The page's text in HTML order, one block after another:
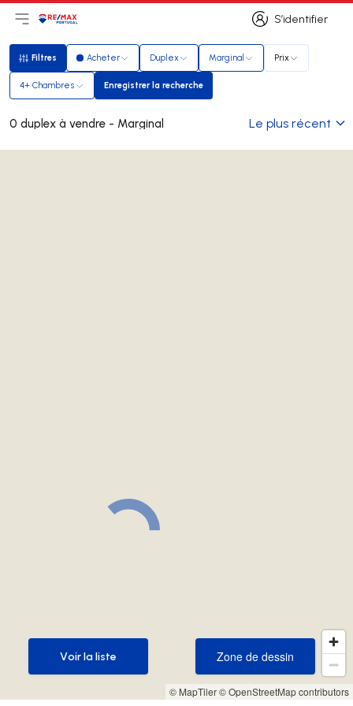
S’identifier
S’identifier
Ouvrir le menu principal
LogoAller à la page d’accueil
Filtres
Filtres Acheter Duplex Marginal Prix
4+ Chambres Enregistrer la recherche
Enregistrer la recherche
0 duplex à vendre - Marginal Le plus récent
© MapTiler© OpenStreetMap contributors
Zone de dessin
Zone de dessin
Voir la liste
Voir la liste